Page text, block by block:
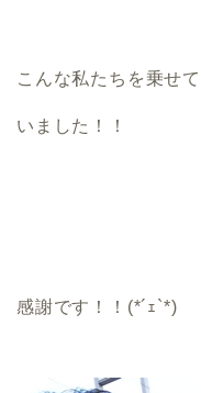
こんな私たちを乗せ
いました！！
感謝です！！(*´ｪ`*)